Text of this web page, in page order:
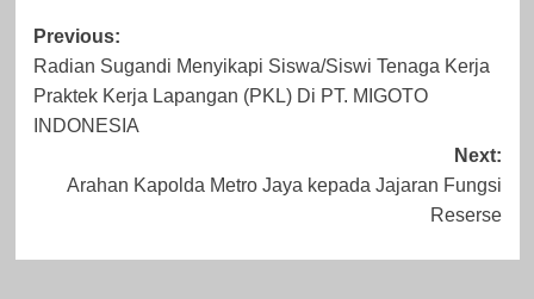
Juni 23, 2026
Post
navigation
Previous:
Radian Sugandi Menyikapi Siswa/Siswi Tenaga Kerja
Praktek Kerja Lapangan (PKL) Di PT. MIGOTO
INDONESIA
Next:
Arahan Kapolda Metro Jaya kepada Jajaran Fungsi
Reserse